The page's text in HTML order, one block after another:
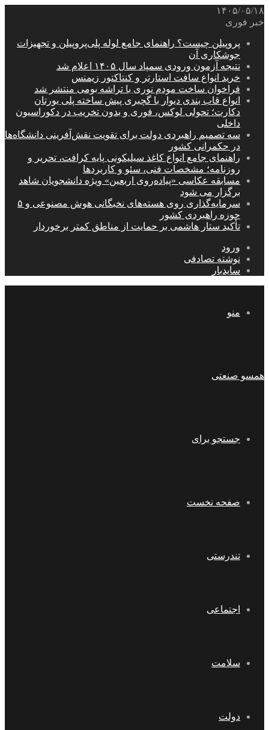
۱۴۰۵/۰۵/۱۸
خبر فوری
پروپیلن چیست؟ راهنمای جامع لوله پلی‌پروپیلن و تجهیزات
جوشکاری آن
نتیجه آزمون ورودی سمپاد سال ۱۴۰۵ اعلام شد
خرید انواع سافت استارتر و کنتاکتور زیمنس
فراخوان ساخت مودم نوری با تراشه بومی منتشر شد
انواع قاب بندی دیوار با گچبری پیش ساخته پلی یورتان
دکارت؛ تحولی لوکس، فوری و بدون تخریب در دکوراسیون
داخلی
سه تصمیم راهبردی دولت برای تقویت نقش‌آفرینی دانشگاه‌ها
در حکمرانی کشور
راهنمای جامع انواع کاغذ سیلیکونی پایه کرافت، تحریر و
روزنامه؛ مشخصات فنی، سئو و کاربردها
مسابقه عکاسی «پیاده‌روی اربعین» ویژه دانشجویان شاهد
برگزار می شود
سرمایه‌گذاری روی هسته‌های نخبگانی هوش مصنوعی و ۵
حوزه راهبردی کشور
تأکید ستار هاشمی بر حمایت از مناطق کمتر برخوردار
ورود
نوشته تصادفی
سایدبار
منو
همسو صنعتی
جستجو برای
صفحه نخست
تندرستی
اجتماعی
سلامت
دولت